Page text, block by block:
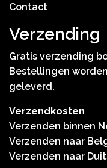
Contact
Verzending
Gratis verzending
Bestellingen
geleverd.
Verzendkosten
Verzenden binnen
Verzenden naar
Verzenden naar